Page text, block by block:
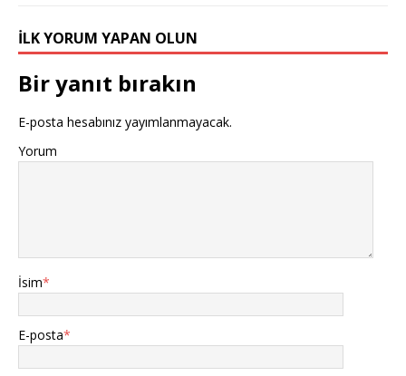
İLK YORUM YAPAN OLUN
Bir yanıt bırakın
E-posta hesabınız yayımlanmayacak.
Yorum
İsim*
E-posta*